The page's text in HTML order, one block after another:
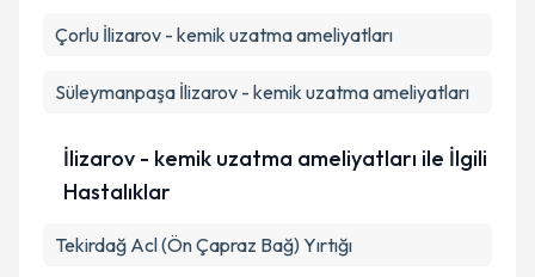
Takvim Talebini Gönder
Çorlu İlizarov - kemik uzatma ameliyatları
Süleymanpaşa İlizarov - kemik uzatma ameliyatları
İlizarov - kemik uzatma ameliyatları ile İlgili
Hastalıklar
Tekirdağ Acl (Ön Çapraz Bağ) Yırtığı